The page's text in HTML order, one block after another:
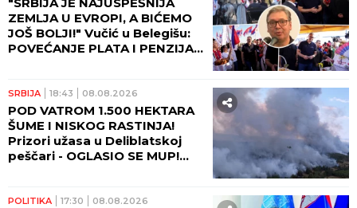
ZEMLJA U EVROPI, A BIĆEMO
JOŠ BOLJI!" Vučić u Belegišu:
POVEĆANJE PLATA I PENZIJA
SRBIJA 18:43 08.08.2026
POD VATROM 1.500 HEKTARA
ŠUME I NISKOG RASTINJA!
Prizori užasa u Deliblatskoj
peščari - OGLASIO SE MUP!
POLITIKA 17:30 08.08.2026